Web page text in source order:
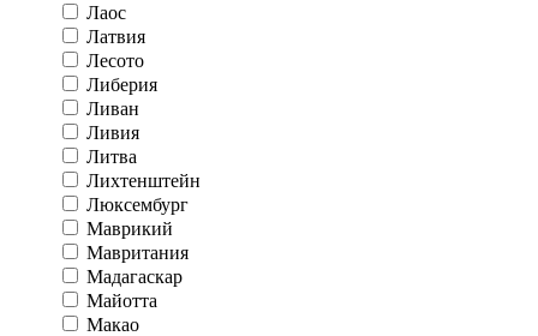
Лаос
Латвия
Лесото
Либерия
Ливан
Ливия
Литва
Лихтенштейн
Люксембург
Маврикий
Мавритания
Мадагаскар
Майотта
Макао